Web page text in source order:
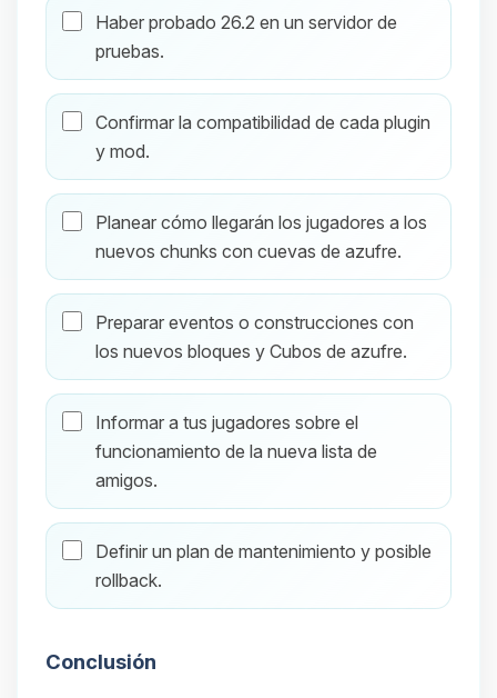
Haber probado 26.2 en un servidor de
pruebas.
Confirmar la compatibilidad de cada plugin
y mod.
Planear cómo llegarán los jugadores a los
nuevos chunks con cuevas de azufre.
Preparar eventos o construcciones con
los nuevos bloques y Cubos de azufre.
Informar a tus jugadores sobre el
funcionamiento de la nueva lista de
amigos.
Definir un plan de mantenimiento y posible
rollback.
Conclusión